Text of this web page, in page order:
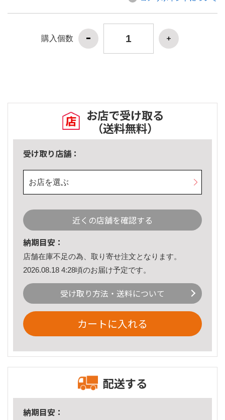
購入個数
お店で受け取る
（送料無料）
受け取り店舗：
お店を選ぶ
近くの店舗を確認する
納期目安：
店舗在庫不足の為、取り寄せ注文となります。
2026.08.18 4:28頃のお届け予定です。
受け取り方法・送料について
カートに入れる
配送する
納期目安：